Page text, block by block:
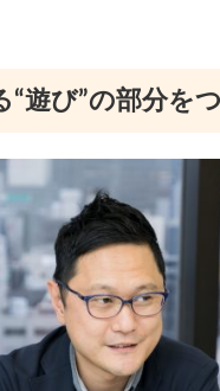
“遊び”の部分を